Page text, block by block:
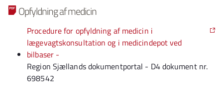
Opfyldning af medicin
Procedure for opfyldning af medicin i
lægevagtskonsultation og i medicindepot ved
bilbaser -
Region Sjællands dokumentportal - D4 dokument nr.
698542